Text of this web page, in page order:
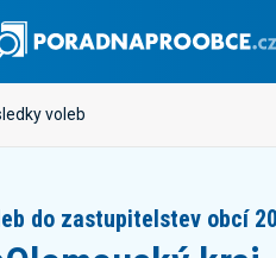
voleb
do zastupitelstev obcí